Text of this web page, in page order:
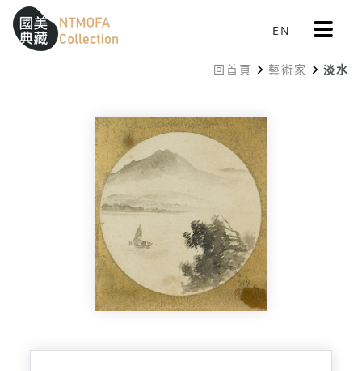
跳到中間主要內容區
網站導覽
::: EN 更
多
單
回首頁 藝術家 淡水